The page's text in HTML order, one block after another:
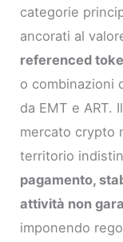
categorie
ancorati al
referenced
o combinazioni
da EMT e ART.
mercato crypto
territorio
pagamento,
attività non
imponendo